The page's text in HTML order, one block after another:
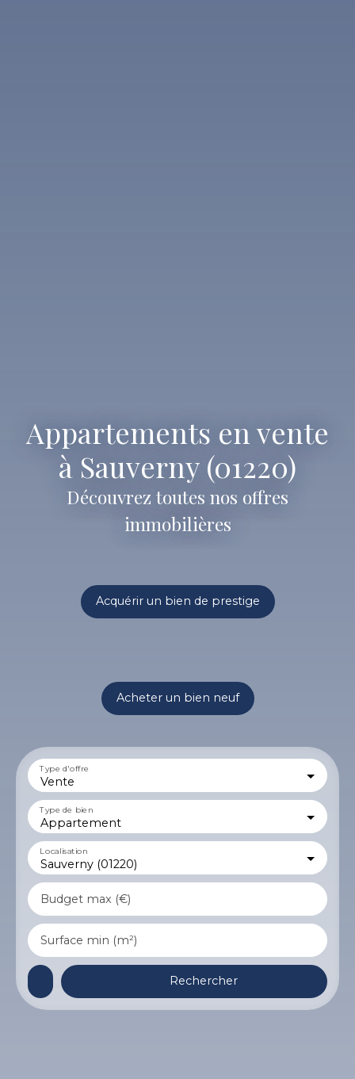
Appartements en vente
à Sauverny (01220)
Découvrez toutes nos offres
immobilières
Acquérir un bien de prestige
Acheter un bien neuf
Vente
Type d'offre
Appartement
Type de bien
Sauverny (01220)
Localisation
Budget max (€)
Surface min (m²)
Rechercher